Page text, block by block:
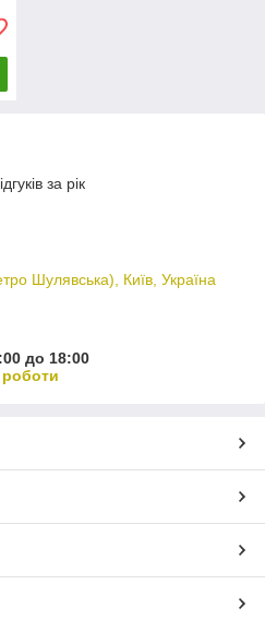
за рік
Шулявська), Київ, Україна
до 18:00
роботи